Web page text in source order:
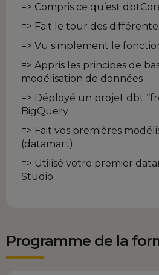
=> Compris ce qu’est
=> Fait le tour des
=> Vu simplement le
=> Appris les principes de
modélisation de données
=> Déployé un projet dbt
BigQuery
=> Fait vos premières
(datamart)
=> Utilisé votre premier
Studio
Programme de la